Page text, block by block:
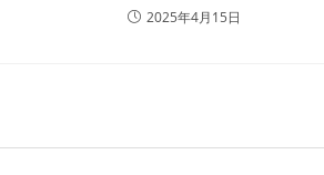
2025年4月15日